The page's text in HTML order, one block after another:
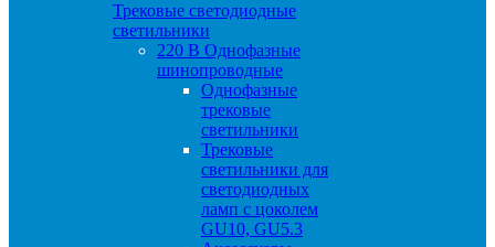
Трековые светодиодные
светильники
220 B Однофазные
шинопроводные
Однофазные
трековые
светильники
Трековые
светильники для
светодиодных
ламп с цоколем
GU10, GU5.3